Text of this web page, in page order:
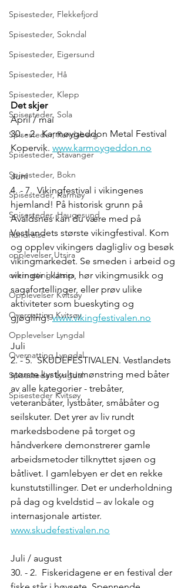
Spisesteder, Flekkefjord
Spisesteder, Sokndal
Spisesteder, Eigersund
Spisesteder, Hå
Spisesteder, Klepp
Spisesteder, Sola
Spisesteder, Randaberg
Spisesteder, Stavanger
Spisesteder, Bokn
Spisesteder, Karmøy
Spisesteder, Haugesund
Rundreise
opplevelser Utsira
overnatting Utsira
Opplevelser Kvitsøy
Overnatting Kvitsøy
Opplevelser Lyngdal
Overnatting Lyngdal
Spisesteder Lyngdal
Spisesteder Kvitsøy
Det skjer
April / mai
30. - 2. Karmøygeddon Metal Festival
Kopervik. www.karmoygeddon.no
Juni
4. - 7. Vikingfestival i vikingenes
hjemland! På historisk grunn på
Avaldsnes kan du være med på
Vestlandets største vikingfestival. Kom
og opplev vikingers dagligliv og besøk
vikingmarkedet. Se smeden i arbeid og
vikinger i kamp, hør vikingmusikk og
sagafortellinger, eller prøv ulike
aktiviteter som bueskyting og
gjøgling! www.vikingfestivalen.no
Juli
2. - 5. SKUDEFESTIVALEN. Vestlandets
største kystkulturmønstring med båter
av alle kategorier - trebåter,
veteranbåter, lystbåter, småbåter og
seilskuter. Det yrer av liv rundt
markedsbodene på torget og
håndverkere demonstrerer gamle
arbeidsmetoder tilknyttet sjøen og
båtlivet. I gamlebyen er det en rekke
kunstutstillinger. Det er underholdning
på dag og kveldstid – av lokale og
internasjonale artister.
www.skudefestivalen.no
Juli / august
30. - 2. Fiskeridagene er en festival der